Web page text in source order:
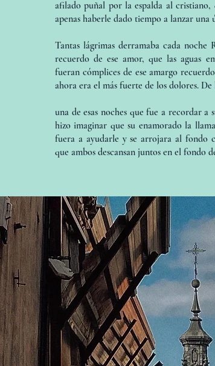
afilado puñal por la espalda al
apenas haberle dado tiempo a lanzar una
Tantas lágrimas derramaba cada noche
recuerdo de ese amor, que las aguas
fueran cómplices de ese amargo
ahora era el más fuerte de los dolores. De
una de esas noches que fue a recordar
hizo imaginar que su enamorado la
fuera a ayudarle y se arrojara al fondo
que ambos descansan juntos en el fondo